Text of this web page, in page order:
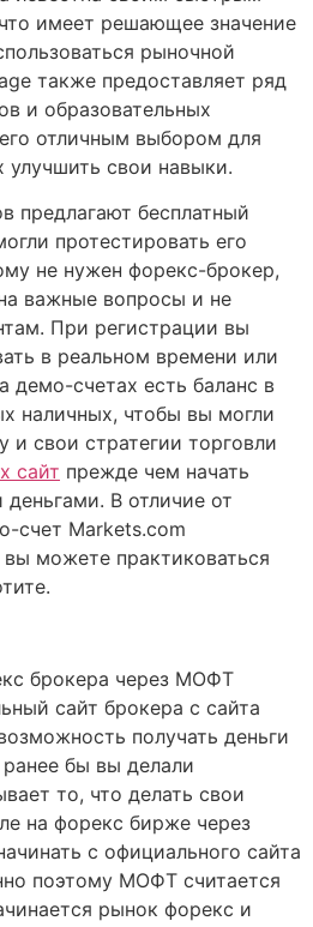
имеет решающее значение
рыночной
также предоставляет ряд
и образовательных
отличным выбором для
свои навыки.
предлагают бесплатный
протестировать его
не нужен форекс-брокер,
важные вопросы и не
При регистрации вы
в реальном времени или
демо-счетах есть баланс в
наличных, чтобы вы могли
и свои стратегии торговли
сайт прежде чем начать
В отличие от
счет Markets.com
можете практиковаться
брокера через МОФТ
сайт брокера с сайта
получать деньги
бы вы делали
то, что делать свои
на форекс бирже через
с официального сайта
поэтому МОФТ считается
рынок форекс и